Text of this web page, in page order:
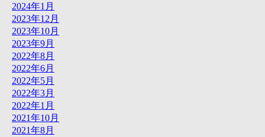
2024年1月
2023年12月
2023年10月
2023年9月
2022年8月
2022年6月
2022年5月
2022年3月
2022年1月
2021年10月
2021年8月